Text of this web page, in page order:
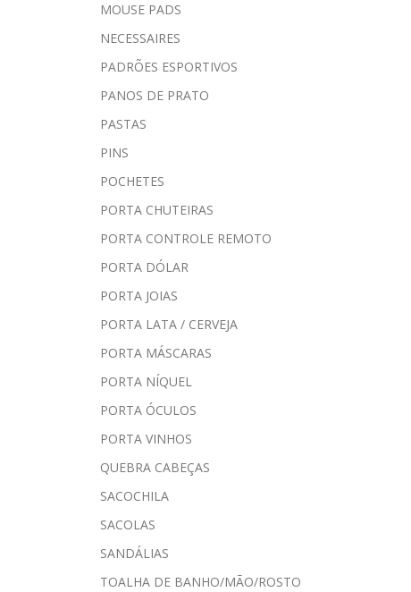
MOUSE PADS
NECESSAIRES
PADRÕES ESPORTIVOS
PANOS DE PRATO
PASTAS
PINS
POCHETES
PORTA CHUTEIRAS
PORTA CONTROLE REMOTO
PORTA DÓLAR
PORTA JOIAS
PORTA LATA / CERVEJA
PORTA MÁSCARAS
PORTA NÍQUEL
PORTA ÓCULOS
PORTA VINHOS
QUEBRA CABEÇAS
SACOCHILA
SACOLAS
SANDÁLIAS
TOALHA DE BANHO/MÃO/ROSTO